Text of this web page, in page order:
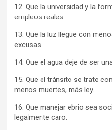
12. Que la universidad y la
empleos reales.
13. Que la luz llegue con
excusas.
14. Que el agua deje de ser
15. Que el tránsito se trate
menos muertes, más ley.
16. Que manejar ebrio sea
legalmente caro.